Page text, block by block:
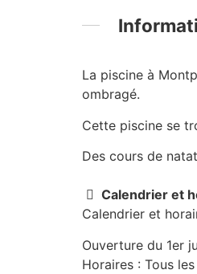
La piscine à
ombragé.
Cette piscine se
Des cours de
Calendrier et
Calendrier et
Ouverture du 1er
Horaires : Tous